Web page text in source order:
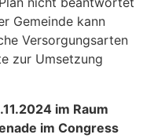
Gemeinde kann
Versorgungsarten
zur Umsetzung
im Raum
im Congress